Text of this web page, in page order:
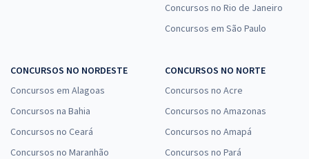
Concursos no Rio de Janeiro
Concursos em São Paulo
CONCURSOS NO NORDESTE
Concursos em Alagoas
Concursos na Bahia
Concursos no Ceará
Concursos no Maranhão
CONCURSOS NO NORTE
Concursos no Acre
Concursos no Amazonas
Concursos no Amapá
Concursos no Pará